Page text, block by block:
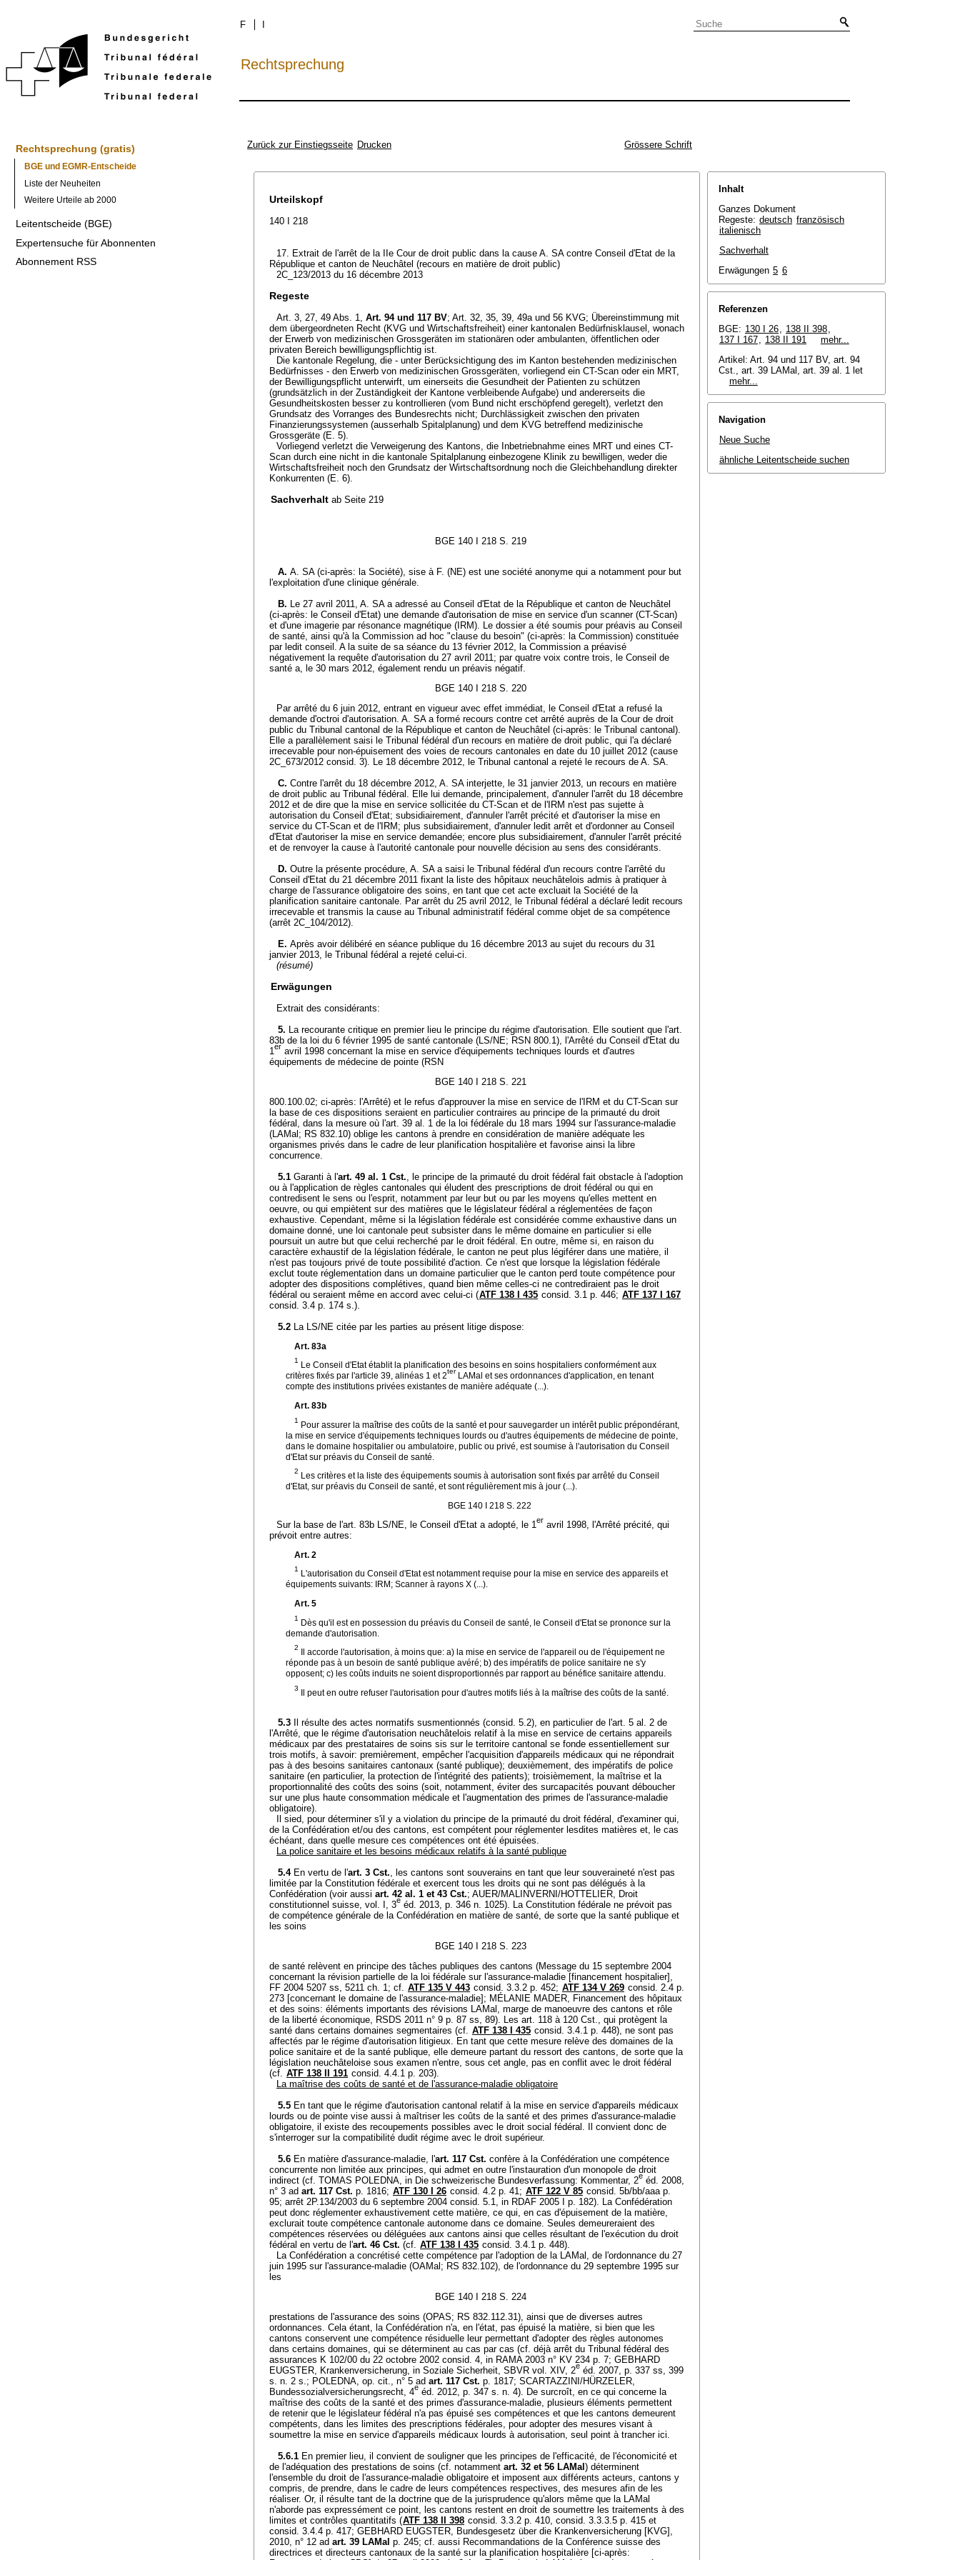
F
Rechtsprechung
Rechtsprechung (gratis)
BGE und EGMR-Entscheide
Liste der Neuheiten
Weitere Urteile ab 2000
Leitentscheide (BGE)
Expertensuche für Abonnenten
Abonnement RSS
Zurück zur Einstiegsseite Drucken Grössere Schrift
Urteilskopf
140 I 218
17. Extrait de l'arrêt de la IIe Cour de droit public dans la cause A. SA contre Conseil d'Etat de la
République et canton de Neuchâtel (recours en matière de droit public)
2C_123/2013 du 16 décembre 2013
Regeste
Art. 3, 27, 49 Abs. 1, Art. 94 und 117 BV; Art. 32, 35, 39, 49a und 56 KVG; Übereinstimmung mit
dem übergeordneten Recht (KVG und Wirtschaftsfreiheit) einer kantonalen Bedürfnisklausel, wonach
der Erwerb von medizinischen Grossgeräten im stationären oder ambulanten, öffentlichen oder
privaten Bereich bewilligungspflichtig ist.
Die kantonale Regelung, die - unter Berücksichtigung des im Kanton bestehenden medizinischen
Bedürfnisses - den Erwerb von medizinischen Grossgeräten, vorliegend ein CT-Scan oder ein MRT,
der Bewilligungspflicht unterwirft, um einerseits die Gesundheit der Patienten zu schützen
(grundsätzlich in der Zuständigkeit der Kantone verbleibende Aufgabe) und andererseits die
Gesundheitskosten besser zu kontrollieren (vom Bund nicht erschöpfend geregelt), verletzt den
Grundsatz des Vorranges des Bundesrechts nicht; Durchlässigkeit zwischen den privaten
Finanzierungssystemen (ausserhalb Spitalplanung) und dem KVG betreffend medizinische
Grossgeräte (E. 5).
Vorliegend verletzt die Verweigerung des Kantons, die Inbetriebnahme eines MRT und eines CT-
Scan durch eine nicht in die kantonale Spitalplanung einbezogene Klinik zu bewilligen, weder die
Wirtschaftsfreiheit noch den Grundsatz der Wirtschaftsordnung noch die Gleichbehandlung direkter
Konkurrenten (E. 6).
Sachverhalt ab Seite 219
BGE 140 I 218 S. 219
A. A. SA (ci-après: la Société), sise à F. (NE) est une société anonyme qui a notamment pour but
l'exploitation d'une clinique générale.
B. Le 27 avril 2011, A. SA a adressé au Conseil d'Etat de la République et canton de Neuchâtel
(ci-après: le Conseil d'Etat) une demande d'autorisation de mise en service d'un scanner (CT-Scan)
et d'une imagerie par résonance magnétique (IRM). Le dossier a été soumis pour préavis au Conseil
de santé, ainsi qu'à la Commission ad hoc "clause du besoin" (ci-après: la Commission) constituée
par ledit conseil. A la suite de sa séance du 13 février 2012, la Commission a préavisé
négativement la requête d'autorisation du 27 avril 2011; par quatre voix contre trois, le Conseil de
santé a, le 30 mars 2012, également rendu un préavis négatif.
BGE 140 I 218 S. 220
Par arrêté du 6 juin 2012, entrant en vigueur avec effet immédiat, le Conseil d'Etat a refusé la
demande d'octroi d'autorisation. A. SA a formé recours contre cet arrêté auprès de la Cour de droit
public du Tribunal cantonal de la République et canton de Neuchâtel (ci-après: le Tribunal cantonal).
Elle a parallèlement saisi le Tribunal fédéral d'un recours en matière de droit public, qui l'a déclaré
irrecevable pour non-épuisement des voies de recours cantonales en date du 10 juillet 2012 (cause
2C_673/2012 consid. 3). Le 18 décembre 2012, le Tribunal cantonal a rejeté le recours de A. SA.
C. Contre l'arrêt du 18 décembre 2012, A. SA interjette, le 31 janvier 2013, un recours en matière
de droit public au Tribunal fédéral. Elle lui demande, principalement, d'annuler l'arrêt du 18 décembre
2012 et de dire que la mise en service sollicitée du CT-Scan et de l'IRM n'est pas sujette à
autorisation du Conseil d'Etat; subsidiairement, d'annuler l'arrêt précité et d'autoriser la mise en
service du CT-Scan et de l'IRM; plus subsidiairement, d'annuler ledit arrêt et d'ordonner au Conseil
d'Etat d'autoriser la mise en service demandée; encore plus subsidiairement, d'annuler l'arrêt précité
et de renvoyer la cause à l'autorité cantonale pour nouvelle décision au sens des considérants.
D. Outre la présente procédure, A. SA a saisi le Tribunal fédéral d'un recours contre l'arrêté du
Conseil d'Etat du 21 décembre 2011 fixant la liste des hôpitaux neuchâtelois admis à pratiquer à
charge de l'assurance obligatoire des soins, en tant que cet acte excluait la Société de la
planification sanitaire cantonale. Par arrêt du 25 avril 2012, le Tribunal fédéral a déclaré ledit recours
irrecevable et transmis la cause au Tribunal administratif fédéral comme objet de sa compétence
(arrêt 2C_104/2012).
E. Après avoir délibéré en séance publique du 16 décembre 2013 au sujet du recours du 31
janvier 2013, le Tribunal fédéral a rejeté celui-ci.
(résumé)
Erwägungen
Extrait des considérants:
5. La recourante critique en premier lieu le principe du régime d'autorisation. Elle soutient que l'art.
83b de la loi du 6 février 1995 de santé cantonale (LS/NE; RSN 800.1), l'Arrêté du Conseil d'Etat du
1er avril 1998 concernant la mise en service d'équipements techniques lourds et d'autres
équipements de médecine de pointe (RSN
BGE 140 I 218 S. 221
800.100.02; ci-après: l'Arrêté) et le refus d'approuver la mise en service de l'IRM et du CT-Scan sur
la base de ces dispositions seraient en particulier contraires au principe de la primauté du droit
fédéral, dans la mesure où l'art. 39 al. 1 de la loi fédérale du 18 mars 1994 sur l'assurance-maladie
(LAMal; RS 832.10) oblige les cantons à prendre en considération de manière adéquate les
organismes privés dans le cadre de leur planification hospitalière et favorise ainsi la libre
concurrence.
5.1 Garanti à l'art. 49 al. 1 Cst., le principe de la primauté du droit fédéral fait obstacle à l'adoption
ou à l'application de règles cantonales qui éludent des prescriptions de droit fédéral ou qui en
contredisent le sens ou l'esprit, notamment par leur but ou par les moyens qu'elles mettent en
oeuvre, ou qui empiètent sur des matières que le législateur fédéral a réglementées de façon
exhaustive. Cependant, même si la législation fédérale est considérée comme exhaustive dans un
domaine donné, une loi cantonale peut subsister dans le même domaine en particulier si elle
poursuit un autre but que celui recherché par le droit fédéral. En outre, même si, en raison du
caractère exhaustif de la législation fédérale, le canton ne peut plus légiférer dans une matière, il
n'est pas toujours privé de toute possibilité d'action. Ce n'est que lorsque la législation fédérale
exclut toute réglementation dans un domaine particulier que le canton perd toute compétence pour
adopter des dispositions complétives, quand bien même celles-ci ne contrediraient pas le droit
fédéral ou seraient même en accord avec celui-ci (ATF 138 I 435 consid. 3.1 p. 446; ATF 137 I 167
consid. 3.4 p. 174 s.).
5.2 La LS/NE citée par les parties au présent litige dispose:
Art. 83a
1
Le Conseil d'Etat établit la planification des besoins en soins hospitaliers conformément aux
critères fixés par l'article 39, alinéas 1 et 2ter LAMal et ses ordonnances d'application, en tenant
compte des institutions privées existantes de manière adéquate (...).
Art. 83b
1 Pour assurer la maîtrise des coûts de la santé et pour sauvegarder un intérêt public prépondérant,
la mise en service d'équipements techniques lourds ou d'autres équipements de médecine de pointe,
dans le domaine hospitalier ou ambulatoire, public ou privé, est soumise à l'autorisation du Conseil
d'Etat sur préavis du Conseil de santé.
2
Les critères et la liste des équipements soumis à autorisation sont fixés par arrêté du Conseil
d'Etat, sur préavis du Conseil de santé, et sont régulièrement mis à jour (...).
BGE 140 I 218 S. 222
Sur la base de l'art. 83b LS/NE, le Conseil d'Etat a adopté, le 1 er avril 1998, l'Arrêté précité, qui
prévoit entre autres:
Art. 2
1
L'autorisation du Conseil d'Etat est notamment requise pour la mise en service des appareils et
équipements suivants: IRM; Scanner à rayons X (...).
Art. 5
1 Dès qu'il est en possession du préavis du Conseil de santé, le Conseil d'Etat se prononce sur la
demande d'autorisation.
2
Il accorde l'autorisation, à moins que: a) la mise en service de l'appareil ou de l'équipement ne
réponde pas à un besoin de santé publique avéré; b) des impératifs de police sanitaire ne s'y
opposent; c) les coûts induits ne soient disproportionnés par rapport au bénéfice sanitaire attendu.
3 Il peut en outre refuser l'autorisation pour d'autres motifs liés à la maîtrise des coûts de la santé.
5.3 Il résulte des actes normatifs susmentionnés (consid. 5.2), en particulier de l'art. 5 al. 2 de
l'Arrêté, que le régime d'autorisation neuchâtelois relatif à la mise en service de certains appareils
médicaux par des prestataires de soins sis sur le territoire cantonal se fonde essentiellement sur
trois motifs, à savoir: premièrement, empêcher l'acquisition d'appareils médicaux qui ne répondrait
pas à des besoins sanitaires cantonaux (santé publique); deuxièmement, des impératifs de police
sanitaire (en particulier, la protection de l'intégrité des patients); troisièmement, la maîtrise et la
proportionnalité des coûts des soins (soit, notamment, éviter des surcapacités pouvant déboucher
sur une plus haute consommation médicale et l'augmentation des primes de l'assurance-maladie
obligatoire).
Il sied, pour déterminer s'il y a violation du principe de la primauté du droit fédéral, d'examiner qui,
de la Confédération et/ou des cantons, est compétent pour réglementer lesdites matières et, le cas
échéant, dans quelle mesure ces compétences ont été épuisées.
La police sanitaire et les besoins médicaux relatifs à la santé publique
5.4 En vertu de l'art. 3 Cst. , les cantons sont souverains en tant que leur souveraineté n'est pas
limitée par la Constitution fédérale et exercent tous les droits qui ne sont pas délégués à la
Confédération (voir aussi art. 42 al. 1 et 43 Cst.; AUER/MALINVERNI/HOTTELIER, Droit
constitutionnel suisse, vol. I, 3e éd. 2013, p. 346 n. 1025). La Constitution fédérale ne prévoit pas
de compétence générale de la Confédération en matière de santé, de sorte que la santé publique et
les soins
BGE 140 I 218 S. 223
de santé relèvent en principe des tâches publiques des cantons (Message du 15 septembre 2004
concernant la révision partielle de la loi fédérale sur l'assurance-maladie [financement hospitalier],
FF 2004 5207 ss, 5211 ch. 1; cf. ATF 135 V 443 consid. 3.3.2 p. 452; ATF 134 V 269 consid. 2.4 p.
273 [concernant le domaine de l'assurance-maladie]; MÉLANIE MADER, Financement des hôpitaux
et des soins: éléments importants des révisions LAMal, marge de manoeuvre des cantons et rôle
de la liberté économique, RSDS 2011 n° 9 p. 87 ss, 89). Les art. 118 à 120 Cst., qui protègent la
santé dans certains domaines segmentaires (cf. ATF 138 I 435 consid. 3.4.1 p. 448), ne sont pas
affectés par le régime d'autorisation litigieux. En tant que cette mesure relève des domaines de la
police sanitaire et de la santé publique, elle demeure partant du ressort des cantons, de sorte que la
législation neuchâteloise sous examen n'entre, sous cet angle, pas en conflit avec le droit fédéral
(cf. ATF 138 II 191 consid. 4.4.1 p. 203).
La maîtrise des coûts de santé et de l'assurance-maladie obligatoire
5.5 En tant que le régime d'autorisation cantonal relatif à la mise en service d'appareils médicaux
lourds ou de pointe vise aussi à maîtriser les coûts de la santé et des primes d'assurance-maladie
obligatoire, il existe des recoupements possibles avec le droit social fédéral. Il convient donc de
s'interroger sur la compatibilité dudit régime avec le droit supérieur.
5.6 En matière d'assurance-maladie, l'art. 117 Cst. confère à la Confédération une compétence
concurrente non limitée aux principes, qui admet en outre l'instauration d'un monopole de droit
indirect (cf. TOMAS POLEDNA, in Die schweizerische Bundesverfassung: Kommentar, 2e éd. 2008,
n° 3 ad art. 117 Cst. p. 1816; ATF 130 I 26 consid. 4.2 p. 41; ATF 122 V 85 consid. 5b/bb/aaa p.
95; arrêt 2P.134/2003 du 6 septembre 2004 consid. 5.1, in RDAF 2005 I p. 182). La Confédération
peut donc réglementer exhaustivement cette matière, ce qui, en cas d'épuisement de la matière,
exclurait toute compétence cantonale autonome dans ce domaine. Seules demeureraient des
compétences réservées ou déléguées aux cantons ainsi que celles résultant de l'exécution du droit
fédéral en vertu de l'art. 46 Cst. (cf. ATF 138 I 435 consid. 3.4.1 p. 448).
La Confédération a concrétisé cette compétence par l'adoption de la LAMal, de l'ordonnance du 27
juin 1995 sur l'assurance-maladie (OAMal; RS 832.102), de l'ordonnance du 29 septembre 1995 sur
les
BGE 140 I 218 S. 224
prestations de l'assurance des soins (OPAS; RS 832.112.31), ainsi que de diverses autres
ordonnances. Cela étant, la Confédération n'a, en l'état, pas épuisé la matière, si bien que les
cantons conservent une compétence résiduelle leur permettant d'adopter des règles autonomes
dans certains domaines, qui se déterminent au cas par cas (cf. déjà arrêt du Tribunal fédéral des
assurances K 102/00 du 22 octobre 2002 consid. 4, in RAMA 2003 n° KV 234 p. 7; GEBHARD
EUGSTER, Krankenversicherung, in Soziale Sicherheit, SBVR vol. XIV, 2e éd. 2007, p. 337 ss, 399
s. n. 2 s.; POLEDNA, op. cit., n° 5 ad art. 117 Cst. p. 1817; SCARTAZZINI/HÜRZELER,
Bundessozialversicherungsrecht, 4e éd. 2012, p. 347 s. n. 4). De surcroît, en ce qui concerne la
maîtrise des coûts de la santé et des primes d'assurance-maladie, plusieurs éléments permettent
de retenir que le législateur fédéral n'a pas épuisé ses compétences et que les cantons demeurent
compétents, dans les limites des prescriptions fédérales, pour adopter des mesures visant à
soumettre la mise en service d'appareils médicaux lourds à autorisation, seul point à trancher ici.
5.6.1 En premier lieu, il convient de souligner que les principes de l'efficacité, de l'économicité et
de l'adéquation des prestations de soins (cf. notamment art. 32 et 56 LAMal) déterminent
l'ensemble du droit de l'assurance-maladie obligatoire et imposent aux différents acteurs, cantons y
compris, de prendre, dans le cadre de leurs compétences respectives, des mesures afin de les
réaliser. Or, il résulte tant de la doctrine que de la jurisprudence qu'alors même que la LAMal
n'aborde pas expressément ce point, les cantons restent en droit de soumettre les traitements à des
limites et contrôles quantitatifs (ATF 138 II 398 consid. 3.3.2 p. 410, consid. 3.3.3.5 p. 415 et
consid. 3.4.4 p. 417; GEBHARD EUGSTER, Bundesgesetz über die Krankenversicherung [KVG],
2010, n° 12 ad art. 39 LAMal p. 245; cf. aussi Recommandations de la Conférence suisse des
directrices et directeurs cantonaux de la santé sur la planification hospitalière [ci-après:
Inhalt
Ganzes Dokument
Regeste: deutsch französisch
italienisch
Sachverhalt
Erwägungen 5 6
Referenzen
BGE: 130 I 26, 138 II 398,
137 I 167, 138 II 191
mehr...
Artikel: Art. 94 und 117 BV, art. 94
Cst., art. 39 LAMal, art. 39 al. 1 let
mehr...
Navigation
Neue Suche
ähnliche Leitentscheide suchen